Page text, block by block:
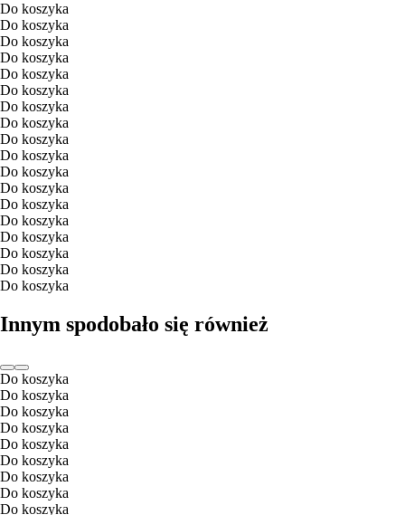
Do koszyka
Do koszyka
Do koszyka
Do koszyka
Do koszyka
Do koszyka
Do koszyka
Do koszyka
Do koszyka
Do koszyka
Do koszyka
Do koszyka
Do koszyka
Do koszyka
Do koszyka
Do koszyka
Do koszyka
Do koszyka
Innym spodobało się również
Do koszyka
Do koszyka
Do koszyka
Do koszyka
Do koszyka
Do koszyka
Do koszyka
Do koszyka
Do koszyka